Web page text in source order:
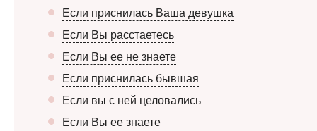
Если приснилась Ваша девушка
Если Вы расстаетесь
Если Вы ее не знаете
Если приснилась бывшая
Если вы с ней целовались
Если Вы ее знаете